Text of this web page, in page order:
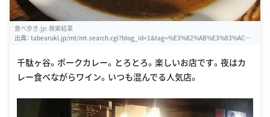
食べ歩き.jp: 検索結果
出典： tabearuki.jp/mt/mt-search.cgi?blog_id=1&tag=%E3%82%AB%E3%83%AC%E
千駄ヶ谷。ポークカレー。とろとろ。楽しいお店です。夜はカ
レー食べながらワイン。いつも混んでる人気店。